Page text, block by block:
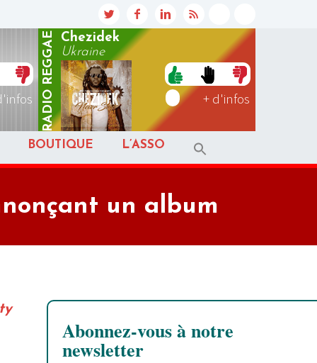
RADIO
REGGAE
Chezidek
Ukraine
+ d'infos
BOUTIQUE L’ASSO
un album
Abonnez-vous à notre
newsletter